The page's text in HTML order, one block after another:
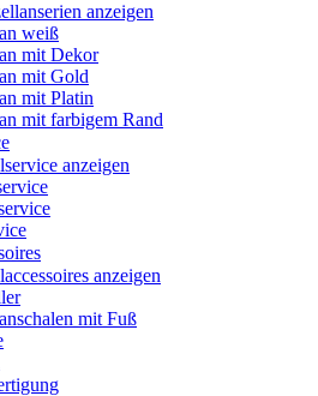
anzeigen
weiß
mit Dekor
mit Gold
mit Platin
mit farbigem Rand
anzeigen
anzeigen
mit Fuß